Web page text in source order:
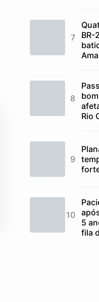
BR-
Rio
5
fila